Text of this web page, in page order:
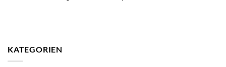
KATEGORIEN